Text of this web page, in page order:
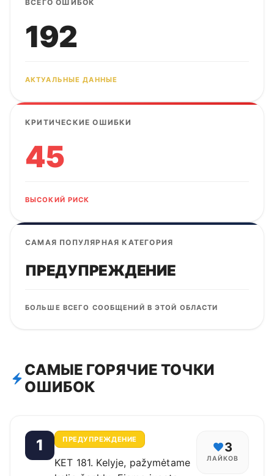
ВСЕГО ОШИБОК
192
АКТУАЛЬНЫЕ ДАННЫЕ
КРИТИЧЕСКИЕ ОШИБКИ
45
ВЫСОКИЙ РИСК
САМАЯ ПОПУЛЯРНАЯ КАТЕГОРИЯ
ПРЕДУПРЕЖДЕНИЕ
БОЛЬШЕ ВСЕГО СООБЩЕНИЙ В ЭТОЙ ОБЛАСТИ
САМЫЕ ГОРЯЧИЕ ТОЧКИ
ОШИБОК
1 ПРЕДУПРЕЖДЕНИЕ
KET 181. Kelyje, pažymėtame
3
ЛАЙКОВ